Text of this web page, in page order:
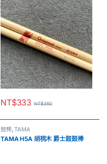
NT$333 NT$350
鼓棒,TAMA
TAMA H5A 胡桃木 爵士鼓鼓棒